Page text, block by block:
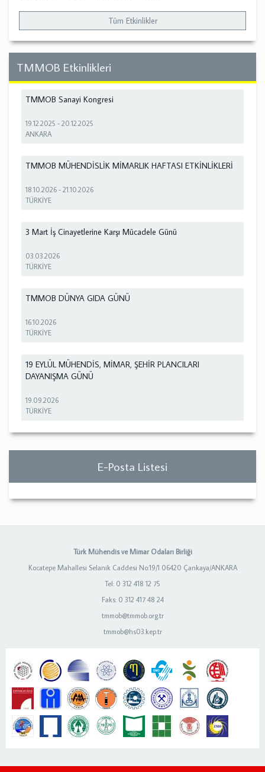
Tüm Etkinlikler
TMMOB Etkinlikleri
TMMOB Sanayi Kongresi
19.12.2025 -20.12.2025
ANKARA
TMMOB MÜHENDİSLİK MİMARLIK HAFTASI ETKİNLİKLERİ
18.10.2026 -21.10.2026
TÜRKİYE
3 Mart İş Cinayetlerine Karşı Mücadele Günü
03.03.2026
TÜRKİYE
TMMOB DÜNYA GIDA GÜNÜ
16.10.2026
TÜRKİYE
19 EYLÜL MÜHENDİS, MİMAR, ŞEHİR PLANCILARI
DAYANIŞMA GÜNÜ
19.09.2026
TÜRKİYE
E-Posta Listesi
Türk Mühendis ve Mimar Odaları Birliği
Kocatepe Mahallesi Selanik Caddesi No:19/1 06420 Çankaya/ANKARA
Tel: 0 312 418 12 75
Faks: 0 312 417 48 24
tmmob@tmmob.org.tr
tmmob@hs03.kep.tr